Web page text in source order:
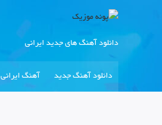
دانلود آهنگ های جدید ایرانی
دانلود آهنگ جدید آهنگ ایرانی